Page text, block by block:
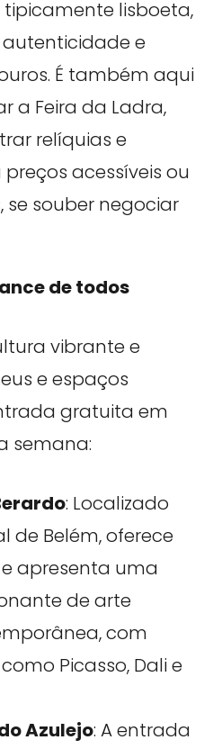
tipicamente lisboeta,
e
É também aqui
a Feira da Ladra,
relíquias e
acessíveis ou
souber negociar
de todos
vibrante e
e espaços
gratuita em
semana:
: Localizado
de Belém, oferece
apresenta uma
de arte
com
Picasso, Dali e
Azulejo: A entrada